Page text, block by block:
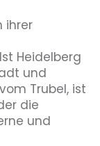
ihrer
Heidelberg
und
Trubel, ist
die
und